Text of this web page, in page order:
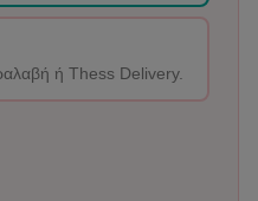
ή Thess Delivery.